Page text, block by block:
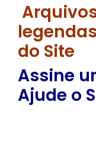
do Site
Assine
Ajude o